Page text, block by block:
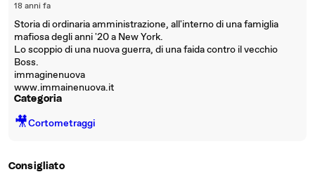
18 anni fa
Storia di ordinaria amministrazione, all'interno di una famiglia
mafiosa degli anni '20 a New York.
Lo scoppio di una nuova guerra, di una faida contro il vecchio
Boss.
immaginenuova
www.immainenuova.it
Categoria
🎥Cortometraggi
Consigliato